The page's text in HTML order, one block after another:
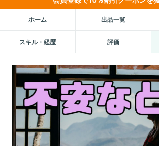
ホーム 出品一覧
スキル・経歴 評価